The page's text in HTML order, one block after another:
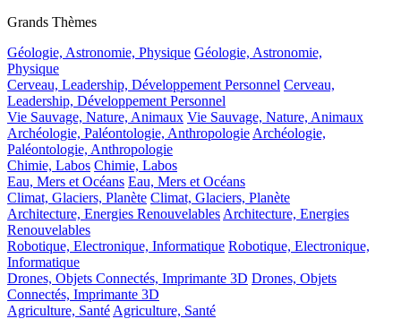
Grands Thèmes
Géologie, Astronomie, Physique Géologie, Astronomie,
Physique
Cerveau, Leadership, Développement Personnel Cerveau,
Leadership, Développement Personnel
Vie Sauvage, Nature, Animaux Vie Sauvage, Nature, Animaux
Archéologie, Paléontologie, Anthropologie Archéologie,
Paléontologie, Anthropologie
Chimie, Labos Chimie, Labos
Eau, Mers et Océans Eau, Mers et Océans
Climat, Glaciers, Planète Climat, Glaciers, Planète
Architecture, Energies Renouvelables Architecture, Energies
Renouvelables
Robotique, Electronique, Informatique Robotique, Electronique,
Informatique
Drones, Objets Connectés, Imprimante 3D Drones, Objets
Connectés, Imprimante 3D
Agriculture, Santé Agriculture, Santé